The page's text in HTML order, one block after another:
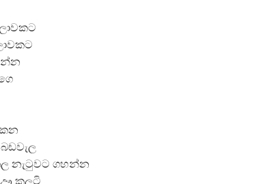
කන
නැටුවට ගහන්න
ඌ කලටි